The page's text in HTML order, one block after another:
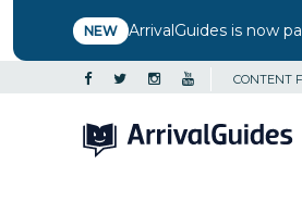
NEW ArrivalGuides is now
CONTENT